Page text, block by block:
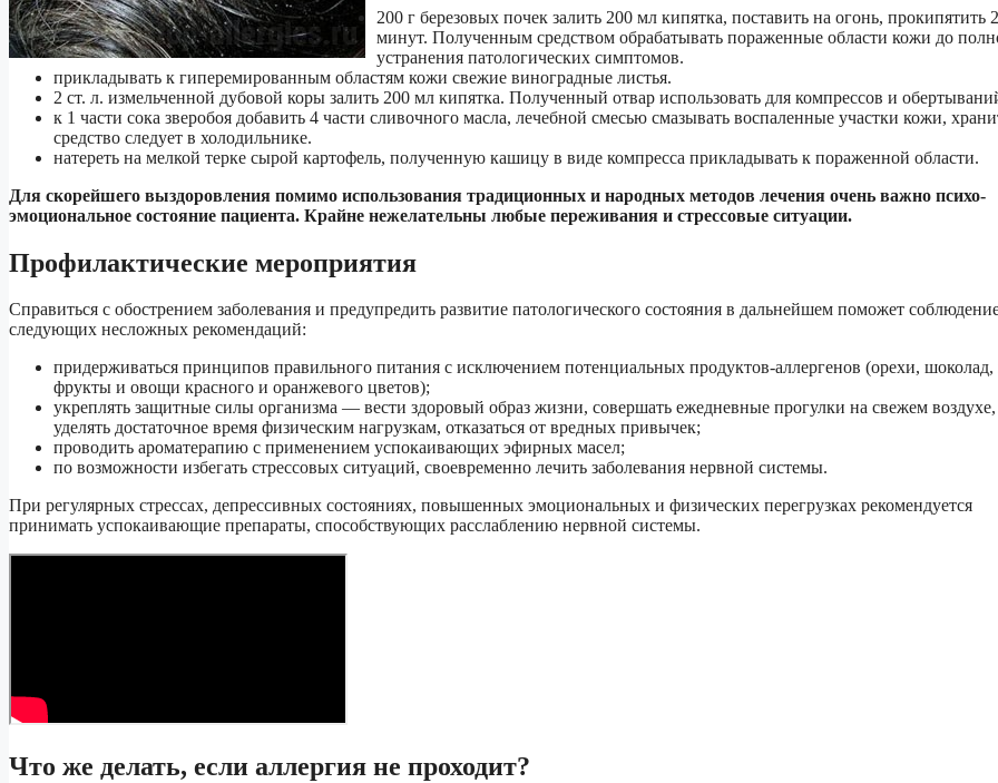
200 г березовых почек залить 200 мл кипятка, поставить на огонь, прокипятить
минут. Полученным средством обрабатывать пораженные области кожи до
устранения патологических симптомов.
прикладывать к гиперемированным областям кожи свежие виноградные листья.
2 ст. л. измельченной дубовой коры залить 200 мл кипятка. Полученный отвар использовать для компрессов и
к 1 части сока зверобоя добавить 4 части сливочного масла, лечебной смесью смазывать воспаленные участки кожи,
средство следует в холодильнике.
натереть на мелкой терке сырой картофель, полученную кашицу в виде компресса прикладывать к пораженной области.
Для скорейшего выздоровления помимо использования традиционных и народных методов лечения очень важно психо-
эмоциональное состояние пациента. Крайне нежелательны любые переживания и стрессовые ситуации.
Профилактические мероприятия
Справиться с обострением заболевания и предупредить развитие патологического состояния в дальнейшем поможет
следующих несложных рекомендаций:
придерживаться принципов правильного питания с исключением потенциальных продуктов-аллергенов (орехи, шоколад,
фрукты и овощи красного и оранжевого цветов);
укреплять защитные силы организма — вести здоровый образ жизни, совершать ежедневные прогулки на свежем воздухе,
уделять достаточное время физическим нагрузкам, отказаться от вредных привычек;
проводить ароматерапию с применением успокаивающих эфирных масел;
по возможности избегать стрессовых ситуаций, своевременно лечить заболевания нервной системы.
При регулярных стрессах, депрессивных состояниях, повышенных эмоциональных и физических перегрузках рекомендуется
принимать успокаивающие препараты, способствующих расслаблению нервной системы.
Что же делать, если аллергия не проходит?